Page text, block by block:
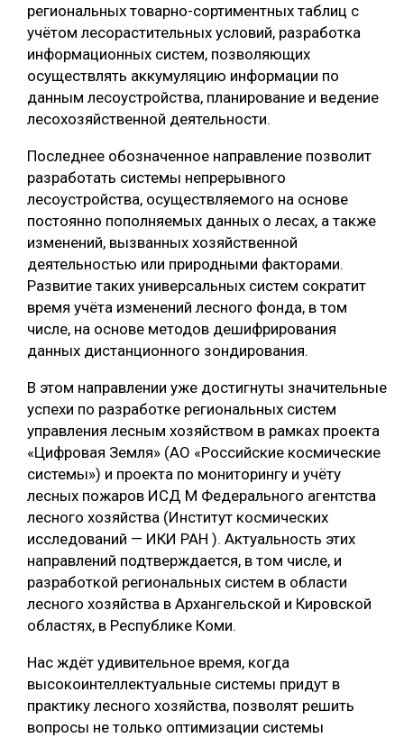
региональных товарно-сортиментных таблиц с
учётом лесорастительных условий, разработка
информационных систем, позволяющих
осуществлять аккумуляцию информации по
данным лесоустройства, планирование и ведение
лесохозяйственной деятельности.
Последнее обозначенное направление позволит
разработать системы непрерывного
лесоустройства, осуществляемого на основе
постоянно пополняемых данных о лесах, а также
изменений, вызванных хозяйственной
деятельностью или природными факторами.
Развитие таких универсальных систем сократит
время учёта изменений лесного фонда, в том
числе, на основе методов дешифрирования
данных дистанционного зондирования.
В этом направлении уже достигнуты значительные
успехи по разработке региональных систем
управления лесным хозяйством в рамках проекта
«Цифровая Земля» (АО «Российские космические
системы») и проекта по мониторингу и учёту
лесных пожаров ИСД М Федерального агентства
лесного хозяйства (Институт космических
исследований — ИКИ РАН ). Актуальность этих
направлений подтверждается, в том числе, и
разработкой региональных систем в области
лесного хозяйства в Архангельской и Кировской
областях, в Республике Коми.
Нас ждёт удивительное время, когда
высокоинтеллектуальные системы придут в
практику лесного хозяйства, позволят решить
вопросы не только оптимизации системы